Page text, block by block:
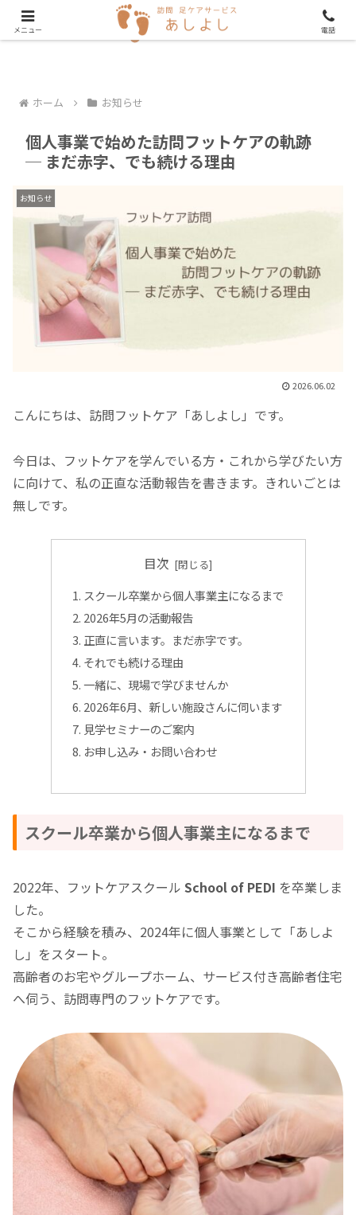
ホーム お知らせ
個人事業で始めた訪問フットケアの軌跡
─ まだ赤字、でも続ける理由
お知らせ
2026.06.02
こんにちは、訪問フットケア「あしよし」です。
今日は、フットケアを学んでいる方・これから学びたい方
に向けて、私の正直な活動報告を書きます。きれいごとは
無しです。
目次
スクール卒業から個人事業主になるまで
2026年5月の活動報告
正直に言います。まだ赤字です。
それでも続ける理由
一緒に、現場で学びませんか
2026年6月、新しい施設さんに伺います
見学セミナーのご案内
お申し込み・お問い合わせ
スクール卒業から個人事業主になるまで
2022年、フットケアスクール School of PEDI を卒業しま
した。
そこから経験を積み、2024年に個人事業として「あしよ
し」をスタート。
高齢者のお宅やグループホーム、サービス付き高齢者住宅
へ伺う、訪問専門のフットケアです。
メニュー 電話